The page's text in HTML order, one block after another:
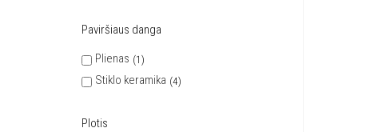
Paviršiaus danga
Plienas
1
Stiklo keramika 4
Plotis